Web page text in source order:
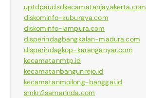
uptdpaudsdkecamatanjayakerta.com
diskominfo-kuburaya.com
diskominfo-lampura.com
disperindagbangkalan-madura.com
disperindagkop-karanganyar.com
kecamatanmtp.id
kecamatanbangunrejo.id
kecamatanmoilong-banggai.id
smkn2samarinda.com